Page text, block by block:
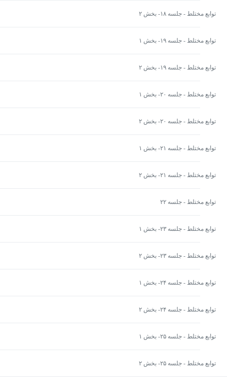
توابع مختلط - جلسه ۱۸- بخش ۲
توابع مختلط - جلسه ۱۹- بخش ۱
توابع مختلط - جلسه ۱۹- بخش ۲
توابع مختلط - جلسه ۲۰- بخش ۱
توابع مختلط - جلسه ۲۰- بخش ۲
توابع مختلط - جلسه ۲۱- بخش ۱
توابع مختلط - جلسه ۲۱- بخش ۲
توابع مختلط - جلسه ۲۲
توابع مختلط - جلسه ۲۳- بخش ۱
توابع مختلط - جلسه ۲۳- بخش ۲
توابع مختلط - جلسه ۲۴- بخش ۱
توابع مختلط - جلسه ۲۴- بخش ۲
توابع مختلط - جلسه ۲۵- بخش ۱
توابع مختلط - جلسه ۲۵- بخش ۲